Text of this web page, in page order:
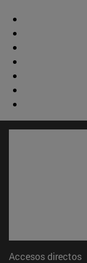
Accesos directos